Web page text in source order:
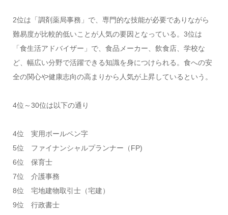
2位は「調剤薬局事務」で、専門的な技能が必要でありながら
難易度が比較的低いことが人気の要因となっている。3位は
「食生活アドバイザー」で、食品メーカー、飲食店、学校な
ど、幅広い分野で活躍できる知識を身につけられる。食への安
全の関心や健康志向の高まりから人気が上昇しているという。
4位～30位は以下の通り
4位 実用ボールペン字
5位 ファイナンシャルプランナー（FP)
6位 保育士
7位 介護事務
8位 宅地建物取引士（宅建）
9位 行政書士